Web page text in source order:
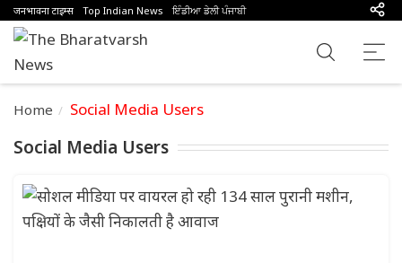
जनभावना टाइम्स Top Indian News ਇੰਡੀਆ ਡੇਲੀ ਪੰਜਾਬੀ
Home Social Media Users
Social Media Users